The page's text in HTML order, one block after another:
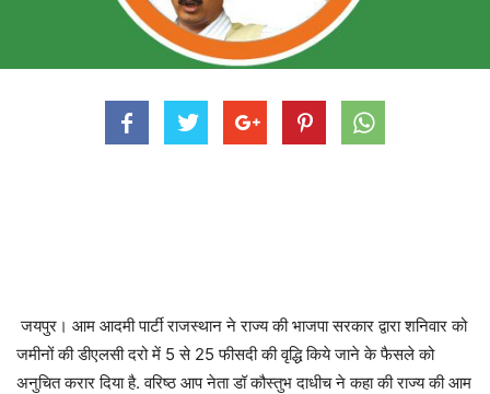
जयपुर। आम आदमी पार्टी राजस्थान ने राज्य की भाजपा सरकार द्वारा शनिवार को
जमीनों की डीएलसी दरो में 5 से 25 फीसदी की वृद्धि किये जाने के फैसले को
अनुचित करार दिया है. वरिष्ठ आप नेता डॉ कौस्तुभ दाधीच ने कहा की राज्य की आम